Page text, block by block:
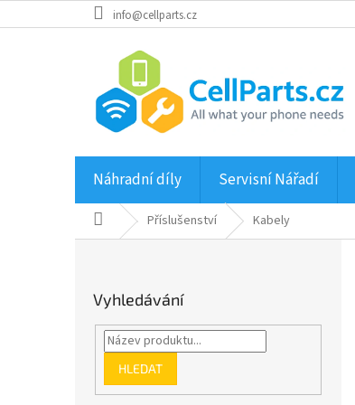
na
info@cellparts.cz
Náhradní díly Servisní Nářadí
Domů Příslušenství Kabely
Vyhledávání
HLEDAT